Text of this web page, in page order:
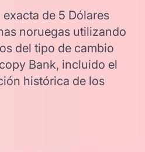
de 5 Dólares
noruegas utilizando
del tipo de cambio
Bank, incluido el
histórica de los